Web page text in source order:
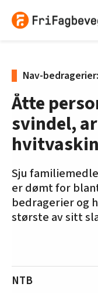
Nav-bedragerier:
Åtte
svindel,
Sju
er dømt for
bedragerier og
største av sitt
NTB